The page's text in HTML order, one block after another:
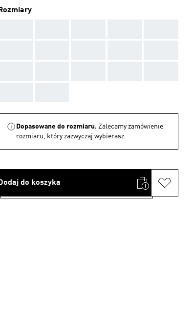
Rozmiary
Dopasowane do rozmiaru. Zalecamy zamówienie
rozmiaru, który zazwyczaj wybierasz.
Dodaj do koszyka